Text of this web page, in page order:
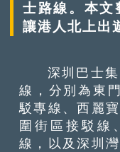
士路線。本文
讓港人北上出
深圳巴士集
線，分別為東
駁專線、西麗
圍街區接駁線
線，以及深圳